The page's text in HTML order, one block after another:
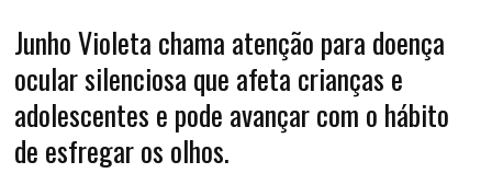
Junho Violeta chama atenção para doença
ocular silenciosa que afeta crianças e
adolescentes e pode avançar com o hábito
de esfregar os olhos.